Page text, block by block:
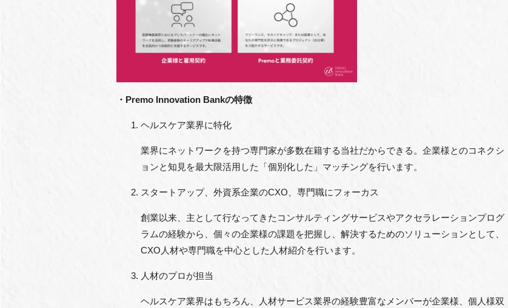
・Premo Innovation Bankの特徴
ヘルスケア業界に特化
業界にネットワークを持つ専門家が多数在籍する当社だからできる。企業様とのコネクシ
ョンと知見を最大限活用した「個別化した」マッチングを行います。
スタートアップ、外資系企業のCXO、専門職にフォーカス
創業以来、主として行なってきたコンサルティングサービスやアクセラレーションプログ
ラムの経験から、個々の企業様の課題を把握し、解決するためのソリューションとして、
CXO人材や専門職を中心とした人材紹介を行います。
人材のプロが担当
ヘルスケア業界はもちろん、人材サービス業界の経験豊富なメンバーが企業様、個人様双